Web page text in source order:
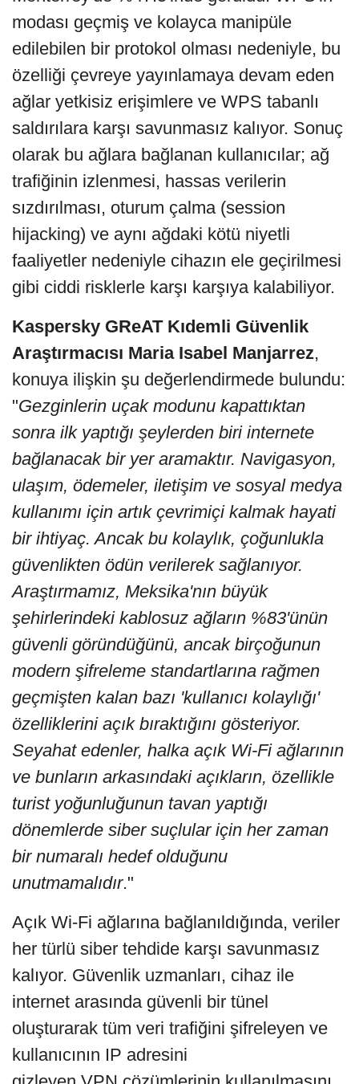
modası geçmiş ve kolayca manipüle
edilebilen bir protokol olması nedeniyle, bu
özelliği çevreye yayınlamaya devam eden
ağlar yetkisiz erişimlere ve WPS tabanlı
saldırılara karşı savunmasız kalıyor. Sonuç
olarak bu ağlara bağlanan kullanıcılar; ağ
trafiğinin izlenmesi, hassas verilerin
sızdırılması, oturum çalma (session
hijacking) ve aynı ağdaki kötü niyetli
faaliyetler nedeniyle cihazın ele geçirilmesi
gibi ciddi risklerle karşı karşıya kalabiliyor.
Kaspersky GReAT Kıdemli Güvenlik
Araştırmacısı Maria Isabel Manjarrez,
konuya ilişkin şu değerlendirmede bulundu:
"Gezginlerin uçak modunu kapattıktan
sonra ilk yaptığı şeylerden biri internete
bağlanacak bir yer aramaktır. Navigasyon,
ulaşım, ödemeler, iletişim ve sosyal medya
kullanımı için artık çevrimiçi kalmak hayati
bir ihtiyaç. Ancak bu kolaylık, çoğunlukla
güvenlikten ödün verilerek sağlanıyor.
Araştırmamız, Meksika'nın büyük
şehirlerindeki kablosuz ağların %83'ünün
güvenli göründüğünü, ancak birçoğunun
modern şifreleme standartlarına rağmen
geçmişten kalan bazı 'kullanıcı kolaylığı'
özelliklerini açık bıraktığını gösteriyor.
Seyahat edenler, halka açık Wi-Fi ağlarının
ve bunların arkasındaki açıkların, özellikle
turist yoğunluğunun tavan yaptığı
dönemlerde siber suçlular için her zaman
bir numaralı hedef olduğunu
unutmamalıdır."
Açık Wi-Fi ağlarına bağlanıldığında, veriler
her türlü siber tehdide karşı savunmasız
kalıyor. Güvenlik uzmanları, cihaz ile
internet arasında güvenli bir tünel
oluşturarak tüm veri trafiğini şifreleyen ve
kullanıcının IP adresini